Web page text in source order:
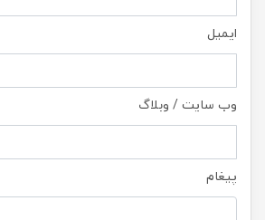
ایمیل
وب سایت / وبلاگ
پیغام